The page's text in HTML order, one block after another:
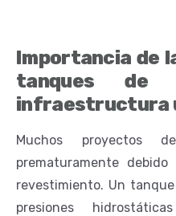
Importancia de
tanques de
infraestructura
Muchos proyectos
prematuramente
revestimiento. Un
presiones